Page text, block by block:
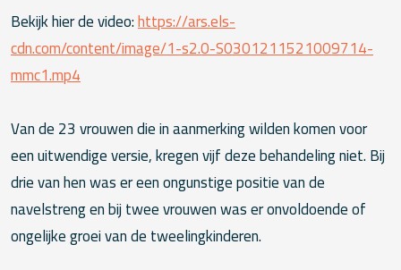
Bekijk hier de video:https://ars.els-
cdn.com/content/image/1-s2.0-S0301211521009714-
mmc1.mp4
Van de 23 vrouwen die in aanmerking wilden komen voor
een uitwendige versie, kregen vijf deze behandeling niet. Bij
drie van hen was er een ongunstige positie van de
navelstreng en bij twee vrouwen was er onvoldoende of
ongelijke groei van de tweelingkinderen.